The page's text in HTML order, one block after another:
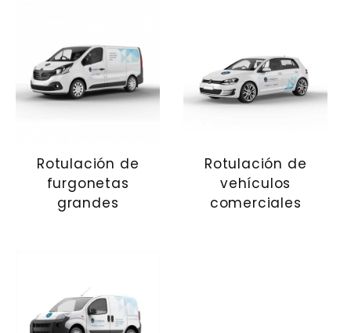
Rotulación de
furgonetas
grandes
Rotulación de
vehículos
comerciales